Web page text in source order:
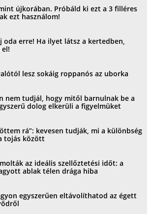
újkorában. Próbáld ki ezt a 3 filléres
ezt használom!
oda erre! Ha ilyet látsz a kertedben,
lesz sokáig roppanós az uborka
nem tudjál, hogy mitől barnulnak be a
dolog elkerüli a figyelmüket
rá”: kevesen tudják, mi a különbség
tojás között
az ideális szellőztetési időt: a
ablak télen drága hiba
egyszerűen eltávolíthatod az égett